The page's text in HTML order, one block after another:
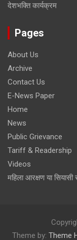
देशभक्ति कार्यक्रम
Pages
About Us
Archive
Contact Us
E-News Paper
Home
News
Public Grievance
Tariff & Readership
Videos
महिला आरक्षण या
Theme by: Theme